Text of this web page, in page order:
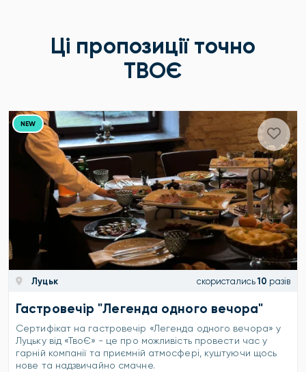
Ці пропозиції точно
ТВОЄ
NEW
Луцьк скористались 10 разів
Гастровечір "Легенда одного вечора"
Сертифікат на гастровечір «Легенда одного вечора» у
Луцьку від «ТвоЄ» - це про можливість провести час у
гарній компанії та приємній атмосфері, куштуючи щось
нове та надзвичайно смачне.